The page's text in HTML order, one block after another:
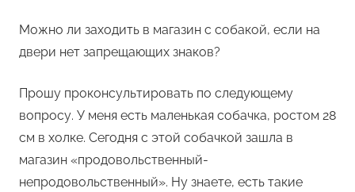
Можно ли заходить в магазин с собакой, если на
двери нет запрещающих знаков?
Прошу проконсультировать по следующему
вопросу. У меня есть маленькая собачка, ростом 28
см в холке. Сегодня с этой собачкой зашла в
магазин «продовольственный-
непродовольственный». Ну знаете, есть такие